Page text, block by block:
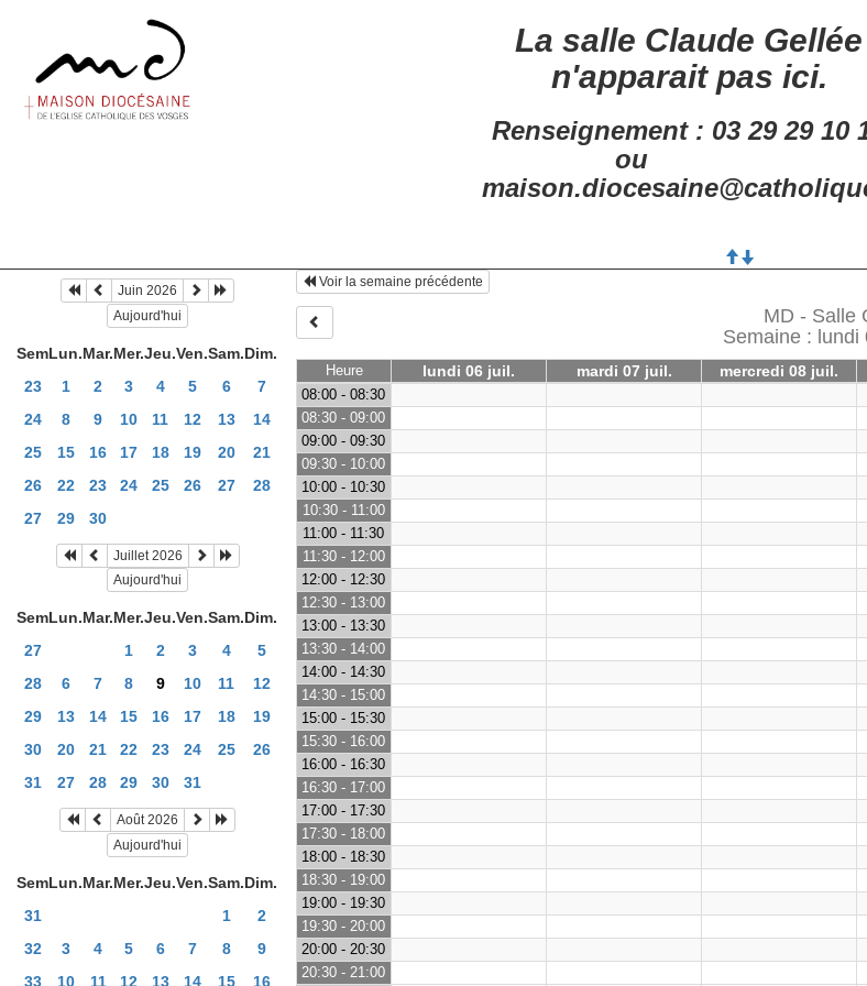
La salle Claude Gellée
n'apparait pas ici.
Renseignement : 03 29 29 10
ou
Juin 2026
Aujourd'hui
SemLun.Mar.Mer.Jeu.Ven.Sam.Dim.
23
1 2 3 4 5 6
7
24
8 9 10 11 12 13
14
25
15 16 17 18 19 20
21
26
22 23 24 25 26 27
28
27
29 30
Juillet 2026
Aujourd'hui
SemLun.Mar.Mer.Jeu.Ven.Sam.Dim.
27
1 2 3 4
5
28
6 7 8 9 10 11
12
29
13 14 15 16 17 18
19
30
20 21 22 23 24 25
26
31
27 28 29 30 31
Août 2026
Aujourd'hui
SemLun.Mar.Mer.Jeu.Ven.Sam.Dim.
31
1
2
32
3 4 5 6 7 8
9
33
10 11 12 13 14 15 16
Heure lundi 06 juil. mardi 07 juil. mercredi 08 juil.
Voir la semaine précédente
MD - Salle
Semaine : lundi
08:00 - 08:30
08:30 - 09:00
09:00 - 09:30
09:30 - 10:00
10:00 - 10:30
10:30 - 11:00
11:00 - 11:30
11:30 - 12:00
12:00 - 12:30
12:30 - 13:00
13:00 - 13:30
13:30 - 14:00
14:00 - 14:30
14:30 - 15:00
15:00 - 15:30
15:30 - 16:00
16:00 - 16:30
16:30 - 17:00
17:00 - 17:30
17:30 - 18:00
18:00 - 18:30
18:30 - 19:00
19:00 - 19:30
19:30 - 20:00
20:00 - 20:30
20:30 - 21:00